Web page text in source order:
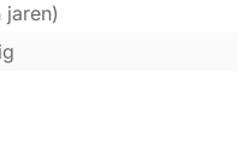
jaren)